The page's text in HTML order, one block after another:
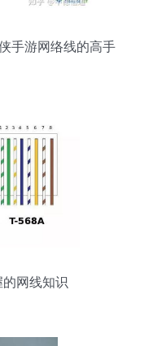
手游网络线的高手
网线知识